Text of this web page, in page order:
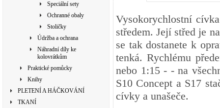
Speciální sety
Ochranné obaly
Stoličky
Údržba a ochrana
Náhradní díly ke
kolovrátkům
Praktické pomůcky
Knihy
PLETENÍ A HÁČKOVÁNÍ
TKANÍ
Vysokorychlostní
středem. Její střed je
se tak dostanete k
tenká. Rychlému
nebo 1:15 - - na
S10 Concept a S17
cívky a unašeče.